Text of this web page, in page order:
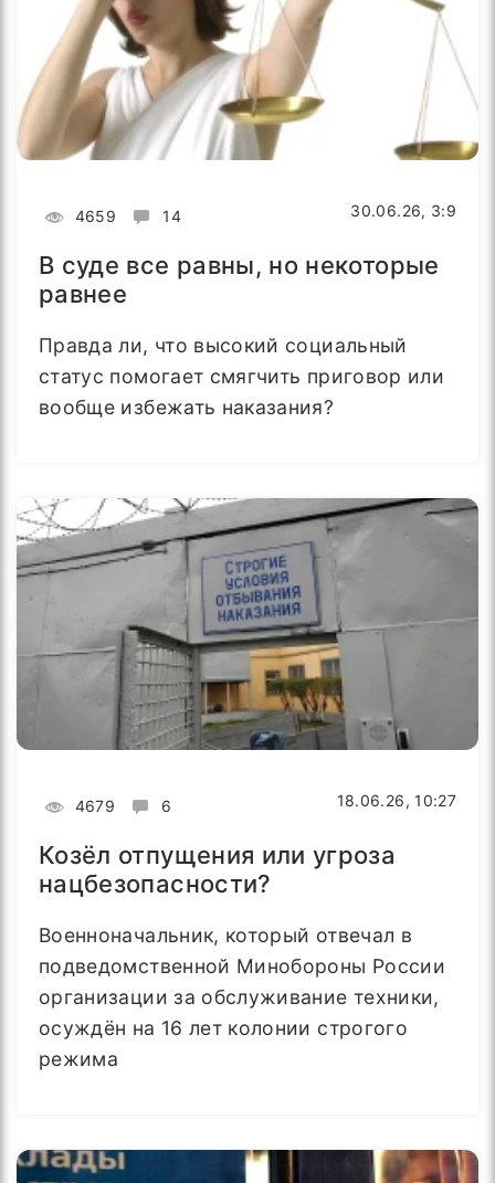
4659 14 30.06.26, 3:9
В суде все равны, но некоторые
равнее
Правда ли, что высокий социальный
статус помогает смягчить приговор или
вообще избежать наказания?
4679 6 18.06.26, 10:27
Козёл отпущения или угроза
нацбезопасности?
Военноначальник, который отвечал в
подведомственной Минобороны России
организации за обслуживание техники,
осуждён на 16 лет колонии строгого
режима